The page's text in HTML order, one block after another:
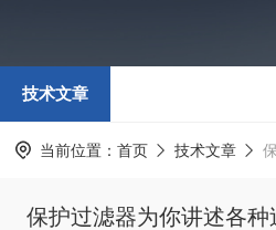
技术文章
当前位置： 首页 技术文章 保
保护过滤器为你讲述各